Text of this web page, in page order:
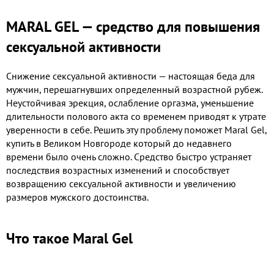
MARAL GEL — средство для повышения
сексуальной активности
Снижение сексуальной активности — настоящая беда для
мужчин, перешагнувших определенный возрастной рубеж.
Неустойчивая эрекция, ослабление оргазма, уменьшение
длительности полового акта со временем приводят к утрате
уверенности в себе. Решить эту проблему поможет Maral Gel,
купить в Великом Новгороде который до недавнего
времени было очень сложно. Средство быстро устраняет
последствия возрастных изменений и способствует
возвращению сексуальной активности и увеличению
размеров мужского достоинства.
Что такое Maral Gel